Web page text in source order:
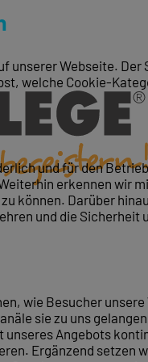
unserer Webseite.
welche Cookie-
und für den
erkennen wir
können. Darüber
und die Sicherheit
wie Besucher
sie zu uns
Angebots
Ergänzend